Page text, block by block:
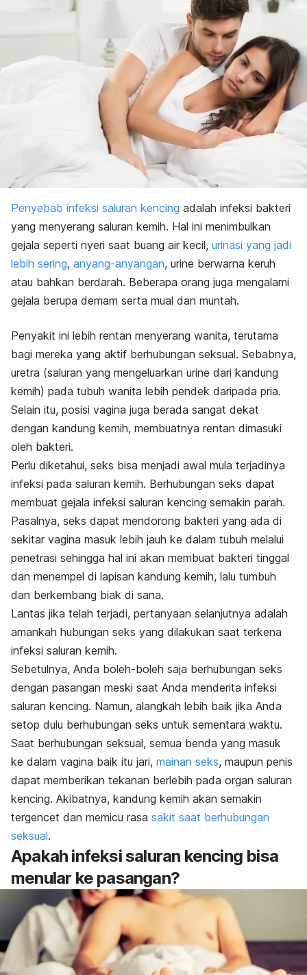
Penyebab infeksi saluran kencing adalah infeksi bakteri
yang menyerang saluran kemih. Hal ini menimbulkan
gejala seperti nyeri saat buang air kecil, urinasi yang jadi
lebih sering, anyang-anyangan, urine berwarna keruh
atau bahkan berdarah. Beberapa orang juga mengalami
gejala berupa demam serta mual dan muntah.
Penyakit ini lebih rentan menyerang wanita, terutama
bagi mereka yang aktif berhubungan seksual. Sebabnya,
uretra (saluran yang mengeluarkan urine dari kandung
kemih) pada tubuh wanita lebih pendek daripada pria.
Selain itu, posisi vagina juga berada sangat dekat
dengan kandung kemih, membuatnya rentan dimasuki
oleh bakteri.
Perlu diketahui, seks bisa menjadi awal mula terjadinya
infeksi pada saluran kemih. Berhubungan seks dapat
membuat gejala infeksi saluran kencing semakin parah.
Pasalnya, seks dapat mendorong bakteri yang ada di
sekitar vagina masuk lebih jauh ke dalam tubuh melalui
penetrasi sehingga hal ini akan membuat bakteri tinggal
dan menempel di lapisan kandung kemih, lalu tumbuh
dan berkembang biak di sana.
Lantas jika telah terjadi, pertanyaan selanjutnya adalah
amankah hubungan seks yang dilakukan saat terkena
infeksi saluran kemih.
Sebetulnya, Anda boleh-boleh saja berhubungan seks
dengan pasangan meski saat Anda menderita infeksi
saluran kencing. Namun, alangkah lebih baik jika Anda
setop dulu berhubungan seks untuk sementara waktu.
Saat berhubungan seksual, semua benda yang masuk
ke dalam vagina baik itu jari, mainan seks, maupun penis
dapat memberikan tekanan berlebih pada organ saluran
kencing. Akibatnya, kandung kemih akan semakin
tergencet dan memicu rasa sakit saat berhubungan
seksual.
Apakah infeksi saluran kencing bisa
menular ke pasangan?